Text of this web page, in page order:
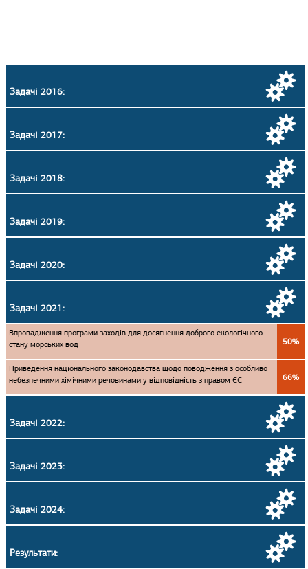
Задачі 2016:
Задачі 2017:
Задачі 2018:
Задачі 2019:
Задачі 2020:
Задачі 2021:
Впровадження програми заходів для досягнення доброго екологічного
стану морських вод
50%
Приведення національного законодавства щодо поводження з особливо
небезпечними хімічними речовинами у відповідність з правом ЄС
66%
Задачі 2022:
Задачі 2023:
Задачі 2024:
Результати: